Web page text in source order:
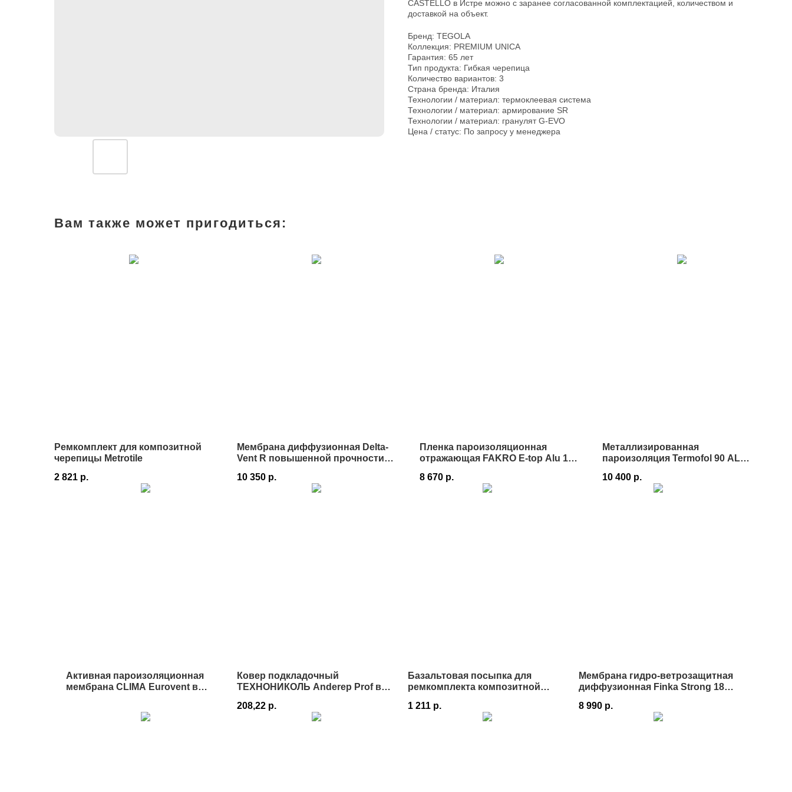
CASTELLO в Истре можно с заранее согласованной комплектацией, количеством и
доставкой на объект.
Бренд: TEGOLA
Коллекция: PREMIUM UNICA
Гарантия: 65 лет
Тип продукта: Гибкая черепица
Количество вариантов: 3
Страна бренда: Италия
Технологии / материал: термоклеевая система
Технологии / материал: армирование SR
Технологии / материал: гранулят G-EVO
Цена / статус: По запросу у менеджера
Вам также может пригодиться:
Ремкомплект для композитной
черепицы Metrotile
2 821 р.
Мембрана диффузионная Delta-
Vent R повышенной прочности
10 350 р.
Пленка пароизоляционная
отражающая FAKRO E-top Alu 110
8 670 р.
Металлизированная
пароизоляция Termofol 90 AL
10 400 р.
Активная пароизоляционная
мембрана CLIMA Eurovent в
Ковер подкладочный
ТЕХНОНИКОЛЬ Anderep Prof в
208,22 р.
Базальтовая посыпка для
ремкомплекта композитной
1 211 р.
Мембрана гидро-ветрозащитная
диффузионная Finka Strong 180
8 990 р.